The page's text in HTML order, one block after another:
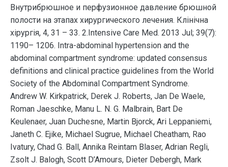
Внутрибрюшное и перфузионное давление брюшной
полости на этапах хирургического лечения. Клінічна
хірургія, 4, 31 – 33. 2.Intensive Care Med. 2013 Jul; 39(7):
1190– 1206. Intra-abdominal hypertension and the
abdominal compartment syndrome: updated consensus
definitions and clinical practice guidelines from the World
Society of the Abdominal Compartment Syndrome.
Andrew W. Kirkpatrick, Derek J. Roberts, Jan De Waele,
Roman Jaeschke, Manu L. N. G. Malbrain, Bart De
Keulenaer, Juan Duchesne, Martin Bjorck, Ari Leppaniemi,
Janeth C. Ejike, Michael Sugrue, Michael Cheatham, Rao
Ivatury, Chad G. Ball, Annika Reintam Blaser, Adrian Regli,
Zsolt J. Balogh, Scott D’Amours, Dieter Debergh, Mark